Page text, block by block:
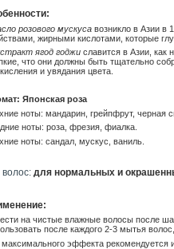
розового мускуса возникло в Азии в
жирными кислотами, которые
ягод годжи славится в Азии, как
что они должны быть тщательно
и увядания цвета.
Японская роза
ноты: мандарин, грейпфрут, черная
ноты: роза, фрезия, фиалка.
ноты: сандал, мускус, ваниль.
волос: для нормальных и
на чистые влажные волосы после
после каждого 2-3 мытья
максимального эффекта